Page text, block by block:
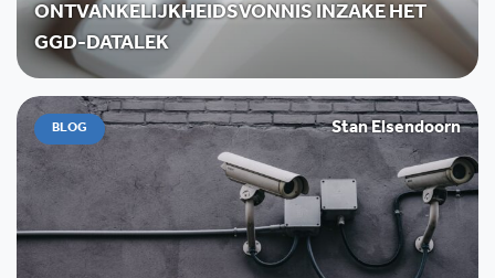
ONTVANKELIJKHEIDSVONNIS INZAKE HET
GGD-DATALEK
BLOG Stan Elsendoorn